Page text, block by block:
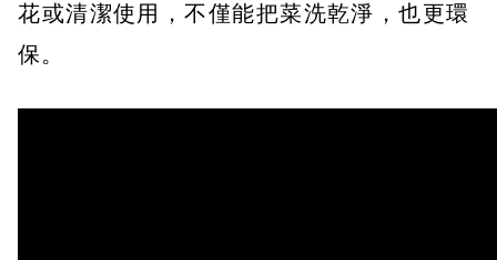
花或清潔使用，不僅能把菜洗乾淨，也更環
保。